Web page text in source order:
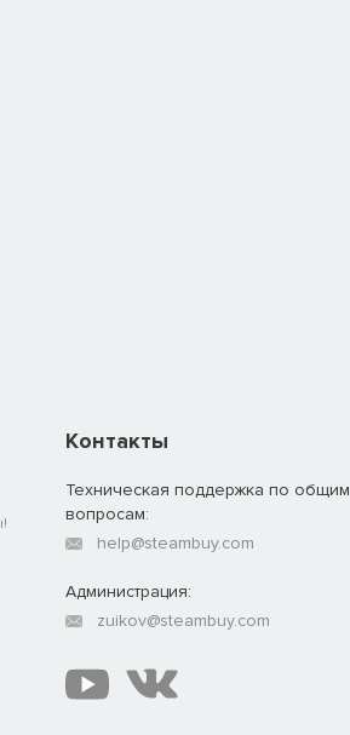
Контакты
Техническая поддержка по общим
вопросам:
help@steambuy.com
Администрация:
zuikov@steambuy.com